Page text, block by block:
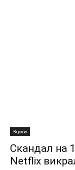
Зірки
Скандал на
Netflix